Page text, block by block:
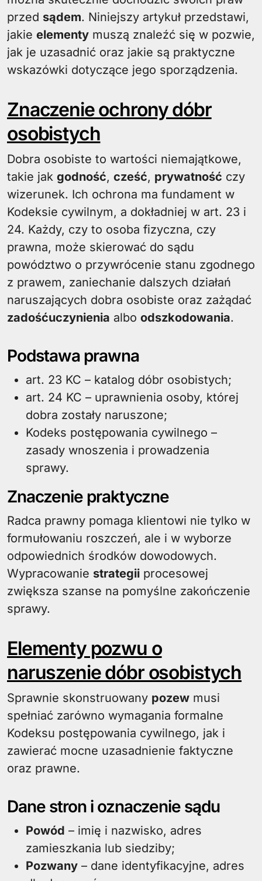
przed sądem. Niniejszy artykuł przedstawi,
jakie elementy muszą znaleźć się w pozwie,
jak je uzasadnić oraz jakie są praktyczne
wskazówki dotyczące jego sporządzenia.
Znaczenie ochrony dóbr
osobistych
Dobra osobiste to wartości niemajątkowe,
takie jak godność, cześć, prywatność czy
wizerunek. Ich ochrona ma fundament w
Kodeksie cywilnym, a dokładniej w art. 23 i
24. Każdy, czy to osoba fizyczna, czy
prawna, może skierować do sądu
powództwo o przywrócenie stanu zgodnego
z prawem, zaniechanie dalszych działań
naruszających dobra osobiste oraz zażądać
zadośćuczynienia albo odszkodowania.
Podstawa prawna
art. 23 KC – katalog dóbr osobistych;
art. 24 KC – uprawnienia osoby, której
dobra zostały naruszone;
Kodeks postępowania cywilnego –
zasady wnoszenia i prowadzenia
sprawy.
Znaczenie praktyczne
Radca prawny pomaga klientowi nie tylko w
formułowaniu roszczeń, ale i w wyborze
odpowiednich środków dowodowych.
Wypracowanie strategii procesowej
zwiększa szanse na pomyślne zakończenie
sprawy.
Elementy pozwu o
naruszenie dóbr osobistych
Sprawnie skonstruowany pozew musi
spełniać zarówno wymagania formalne
Kodeksu postępowania cywilnego, jak i
zawierać mocne uzasadnienie faktyczne
oraz prawne.
Dane stron i oznaczenie sądu
Powód – imię i nazwisko, adres
zamieszkania lub siedziby;
Pozwany – dane identyfikacyjne, adres